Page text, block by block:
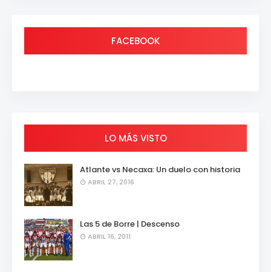
FACEBOOK
LO MÁS VISTO
Atlante vs Necaxa: Un duelo con historia
ABRIL 27, 2016
Las 5 de Borre | Descenso
ABRIL 16, 2011